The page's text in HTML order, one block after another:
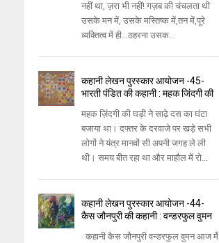
नहीं था, ज़रा भी नहीं! गज़ब की चंचलता थी
उसके मन में, उसके मस्तिष्क में,तन में,पूरे
व्यक्तित्व में ही...ठहरना उसक...
कहानी लेखन पुरस्कार आयोजन -45-
भारती पंडित की कहानी : महक जिंदगी की
महक ज़िंदगी की घड़ी ने साढ़े दस का घंटा
बजाया था। दफ्तर के दरवाजे पर खड़े सभी
लोगों ने यंत्र मानवों सी अपनी जगह ले ली
थी। समय बीत रहा था और माहौल में रो...
कहानी लेखन पुरस्कार आयोजन -44-
कैस जौनपुरी की कहानी : वन्डरफुल वुमन
कहानी कैस जौनपुरी वन्डरफुल वुमन आज मैं